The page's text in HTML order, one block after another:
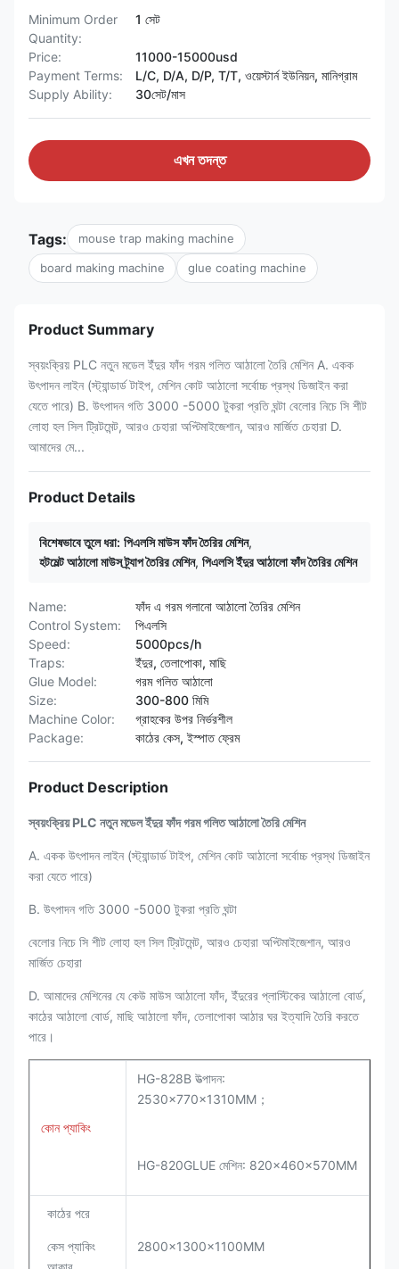
Minimum Order
Quantity:
1 সেট
Price:
11000-15000usd
Payment Terms:
L/C, D/A, D/P, T/T, ওয়েস্টার্ন ইউনিয়ন, মানিগ্রাম
Supply Ability:
30সেট/মাস
এখন তদন্ত
Tags: mouse trap making machine
board making machine glue coating machine
Product Summary
স্বয়ংক্রিয় PLC নতুন মডেল ইঁদুর ফাঁদ গরম গলিত আঠালো তৈরি মেশিন A. একক
উৎপাদন লাইন (স্ট্যান্ডার্ড টাইপ, মেশিন কোট আঠালো সর্বোচ্চ প্রস্থ ডিজাইন করা
যেতে পারে) B. উৎপাদন গতি 3000 -5000 টুকরা প্রতি ঘন্টা বেলোর নিচে সি শীট
লোহা হল সিল ট্রিটমেন্ট, আরও চেহারা অপ্টিমাইজেশান, আরও মার্জিত চেহারা D.
আমাদের মে...
Product Details
বিশেষভাবে তুলে ধরা: পিএলসি মাউস ফাঁদ তৈরির মেশিন,
হটমেল্ট আঠালো মাউস ট্র্যাপ তৈরির মেশিন, পিএলসি ইঁদুর আঠালো ফাঁদ তৈরির মেশিন
Name:
ফাঁদ এ গরম গলানো আঠালো তৈরির মেশিন
Control System:
পিএলসি
Speed:
5000pcs/h
Traps:
ইঁদুর, তেলাপোকা, মাছি
Glue Model:
গরম গলিত আঠালো
Size:
300-800 মিমি
Machine Color:
গ্রাহকের উপর নির্ভরশীল
Package:
কাঠের কেস, ইস্পাত ফ্রেম
Product Description
স্বয়ংক্রিয় PLC নতুন মডেল ইঁদুর ফাঁদ গরম গলিত আঠালো তৈরি মেশিন
A. একক উৎপাদন লাইন (স্ট্যান্ডার্ড টাইপ, মেশিন কোট আঠালো সর্বোচ্চ প্রস্থ ডিজাইন
করা যেতে পারে)
B. উৎপাদন গতি 3000 -5000 টুকরা প্রতি ঘন্টা
বেলোর নিচে সি শীট লোহা হল সিল ট্রিটমেন্ট, আরও চেহারা অপ্টিমাইজেশান, আরও
মার্জিত চেহারা
D. আমাদের মেশিনের যে কেউ মাউস আঠালো ফাঁদ, ইঁদুরের প্লাস্টিকের আঠালো বোর্ড,
কাঠের আঠালো বোর্ড, মাছি আঠালো ফাঁদ, তেলাপোকা আঠার ঘর ইত্যাদি তৈরি করতে
পারে।
কোন প্যাকিং
HG-828B উত্পাদন:
2530×770×1310MM；
HG-820GLUE মেশিন: 820×460×570MM
কাঠের পরে
কেস প্যাকিং
2800×1300×1100MM